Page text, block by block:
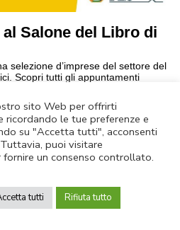
sito Web per offrirti
ricordando le tue preferenze e
su "Accetta tutti", acconsenti
puoi visitare
un consenso controllato.
tutti Rifiuta tutto
Salone del Libro di
selezione d’imprese del settore del
Scopri tutti gli appuntamenti
|Privacy Policy
email. Contatta Lazio Innova
Aradam, 9 – 00184 Roma – Tel.